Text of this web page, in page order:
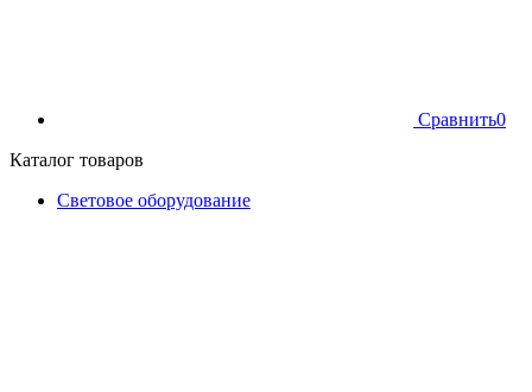
Сравнить0
Каталог товаров
Световое оборудование